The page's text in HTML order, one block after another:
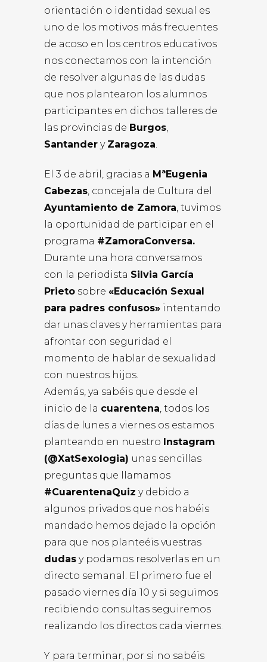
orientación o identidad sexual es
uno de los motivos más frecuentes
de acoso en los centros educativos
nos conectamos con la intención
de resolver algunas de las dudas
que nos plantearon los alumnos
participantes en dichos talleres de
las provincias de Burgos,
Santander y Zaragoza.
El 3 de abril, gracias a MªEugenia
Cabezas, concejala de Cultura del
Ayuntamiento de Zamora, tuvimos
la oportunidad de participar en el
programa #ZamoraConversa.
Durante una hora conversamos
con la periodista Silvia García
Prieto sobre «Educación Sexual
para padres confusos» intentando
dar unas claves y herramientas para
afrontar con seguridad el
momento de hablar de sexualidad
con nuestros hijos.
Además, ya sabéis que desde el
inicio de la cuarentena, todos los
días de lunes a viernes os estamos
planteando en nuestro Instagram
(@XatSexologia) unas sencillas
preguntas que llamamos
#CuarentenaQuiz y debido a
algunos privados que nos habéis
mandado hemos dejado la opción
para que nos planteéis vuestras
dudas y podamos resolverlas en un
directo semanal. El primero fue el
pasado viernes día 10 y si seguimos
recibiendo consultas seguiremos
realizando los directos cada viernes.
Y para terminar, por si no sabéis